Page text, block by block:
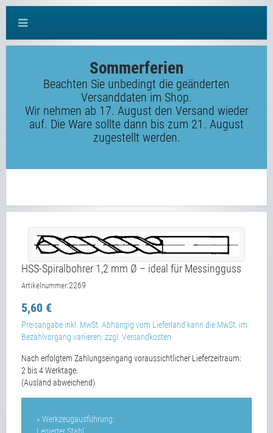
Sommerferien
Beachten Sie unbedingt die geänderten
Versanddaten im Shop.
Wir nehmen ab 17. August den Versand wieder
auf. Die Ware sollte dann bis zum 21. August
zugestellt werden.
HSS-Spiralbohrer 1,2 mm Ø – ideal für Messingguss
Artikelnummer:2269
5,60 €
Preisangabe inkl. MwSt. Abhängig vom Lieferland kann die MwSt. im
Bezahlvorgang variieren; zzgl. Versandkosten
Nach erfolgtem Zahlungseingang voraussichtlicher Lieferzeitraum:
2 bis 4 Werktage.
(Ausland abweichend)
» Werkzeugausführung: